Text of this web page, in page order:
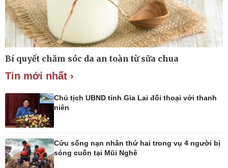
eSports
Hậu trường
Ô tô - Xe máy
Ô tô
Xe máy
Tư vấn
Doanh nghiệp 24h
Doanh nhân
Bí quyết chăm sóc da an toàn từ sữa chua
Tin mới nhất ›
Chủ tịch UBND tỉnh Gia Lai đối thoại với thanh
niên
Cứu sống nạn nhân thứ hai trong vụ 4 người bị
sóng cuốn tại Mũi Nghê